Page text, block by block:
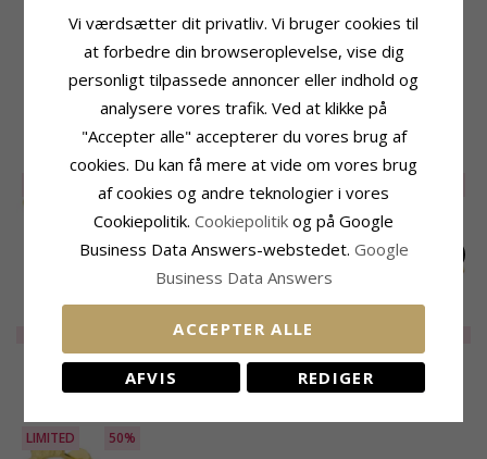
Ædelmetal:Forgyldt Messing
Kollektion: Eliné
Mat
Bredde:5,6 mm
Leveringstid
Leveringstid:2-3 Hverdage
RELATEREDE PRODUKTER
50% LIMITED 50%
messing - Eliné
LIMITED85,-
NYLIGT VISTE PRODUKTER
LIMITED 50%
Vi værdsætter dit privatliv. Vi bruger cookies til
at forbedre din browseroplevelse, vise dig
personligt tilpassede annoncer eller indhold og
analysere vores trafik. Ved at klikke på
"Accepter alle" accepterer du vores brug af
cookies. Du kan få mere at vide om vores brug
af cookies og andre teknologier i vores
Cookiepolitik. Cookiepolitik og på Google
Business Data Answers-webstedet. Google
Business Data Answers
ACCEPTER ALLE
AFVIS REDIGER